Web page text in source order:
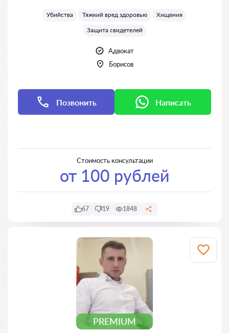
Убийства Тяжкий вред здоровью
Хищения
Защита свидетелей
Адвокат
Борисов
Позвонить Написать
Стоимость консультации
от 100 рублей
67 19 1848
PREMIUM